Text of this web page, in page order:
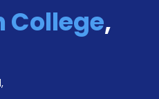
College,